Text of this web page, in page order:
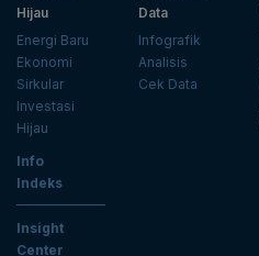
Hijau
Energi Baru
Ekonomi
Sirkular
Investasi
Hijau
Data
Infografik
Analisis
Cek Data
Info
Indeks
Insight
Center